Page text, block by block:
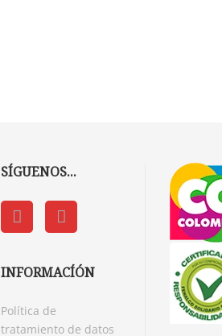
SÍGUENOS...
INFORMACÍÓN
Política de
tratamiento de datos